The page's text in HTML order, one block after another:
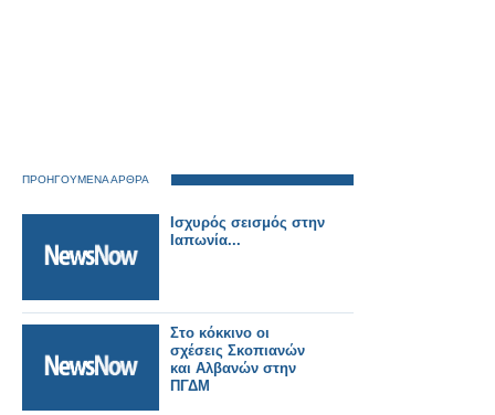
ΠΡΟΗΓΟΥΜΕΝΑ ΑΡΘΡΑ
Ισχυρός σεισμός στην
Ιαπωνία...
Στο κόκκινο οι
σχέσεις Σκοπιανών
και Αλβανών στην
ΠΓΔΜ